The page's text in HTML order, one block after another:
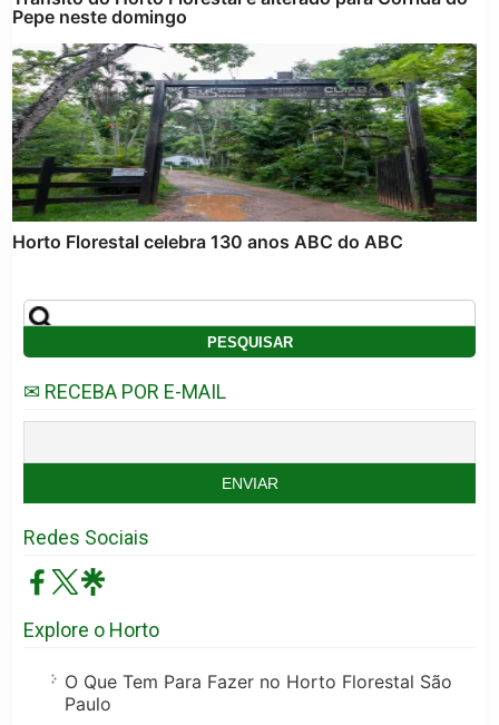
Pepe neste domingo
Horto Florestal celebra 130 anos ABC do ABC
✉ RECEBA POR E-MAIL
Redes Sociais
Explore o Horto
O Que Tem Para Fazer no Horto Florestal São
Paulo